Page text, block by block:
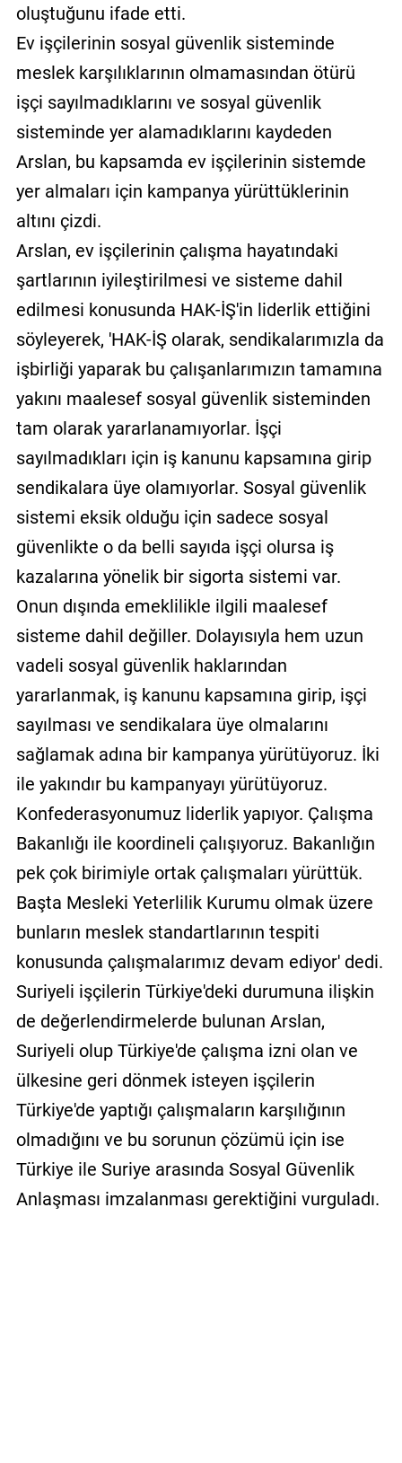
oluştuğunu ifade etti.
Ev işçilerinin sosyal güvenlik sisteminde
meslek karşılıklarının olmamasından ötürü
işçi sayılmadıklarını ve sosyal güvenlik
sisteminde yer alamadıklarını kaydeden
Arslan, bu kapsamda ev işçilerinin sistemde
yer almaları için kampanya yürüttüklerinin
altını çizdi.
Arslan, ev işçilerinin çalışma hayatındaki
şartlarının iyileştirilmesi ve sisteme dahil
edilmesi konusunda HAK-İŞ'in liderlik ettiğini
söyleyerek, 'HAK-İŞ olarak, sendikalarımızla da
işbirliği yaparak bu çalışanlarımızın tamamına
yakını maalesef sosyal güvenlik sisteminden
tam olarak yararlanamıyorlar. İşçi
sayılmadıkları için iş kanunu kapsamına girip
sendikalara üye olamıyorlar. Sosyal güvenlik
sistemi eksik olduğu için sadece sosyal
güvenlikte o da belli sayıda işçi olursa iş
kazalarına yönelik bir sigorta sistemi var.
Onun dışında emeklilikle ilgili maalesef
sisteme dahil değiller. Dolayısıyla hem uzun
vadeli sosyal güvenlik haklarından
yararlanmak, iş kanunu kapsamına girip, işçi
sayılması ve sendikalara üye olmalarını
sağlamak adına bir kampanya yürütüyoruz. İki
ile yakındır bu kampanyayı yürütüyoruz.
Konfederasyonumuz liderlik yapıyor. Çalışma
Bakanlığı ile koordineli çalışıyoruz. Bakanlığın
pek çok birimiyle ortak çalışmaları yürüttük.
Başta Mesleki Yeterlilik Kurumu olmak üzere
bunların meslek standartlarının tespiti
konusunda çalışmalarımız devam ediyor' dedi.
Suriyeli işçilerin Türkiye'deki durumuna ilişkin
de değerlendirmelerde bulunan Arslan,
Suriyeli olup Türkiye'de çalışma izni olan ve
ülkesine geri dönmek isteyen işçilerin
Türkiye'de yaptığı çalışmaların karşılığının
olmadığını ve bu sorunun çözümü için ise
Türkiye ile Suriye arasında Sosyal Güvenlik
Anlaşması imzalanması gerektiğini vurguladı.